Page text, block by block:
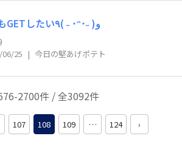
新作なんとしてでもGETしたい٩( ˶ ˙ᵔ˙˶ )و
06/25 | 今日の堅あげポテト
2700件 / 全3092件
107 108 109 … 124 ›